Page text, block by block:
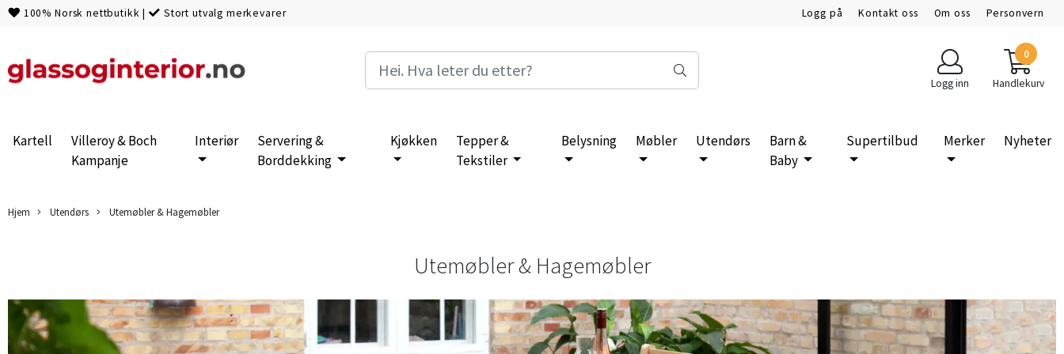
100% Norsk nettbutikk | Stort utvalg merkevarer Logg på Kontakt oss Om oss Personvern
Logg inn
0
Handlekurv
Kartell
Villeroy & Boch
Kampanje
Interiør
Servering &
Borddekking
Kjøkken
Tepper &
Tekstiler
Belysning Møbler Utendørs
Barn &
Baby
Supertilbud Merker Nyheter
Hjem Utendørs Utemøbler & Hagemøbler
Utemøbler & Hagemøbler